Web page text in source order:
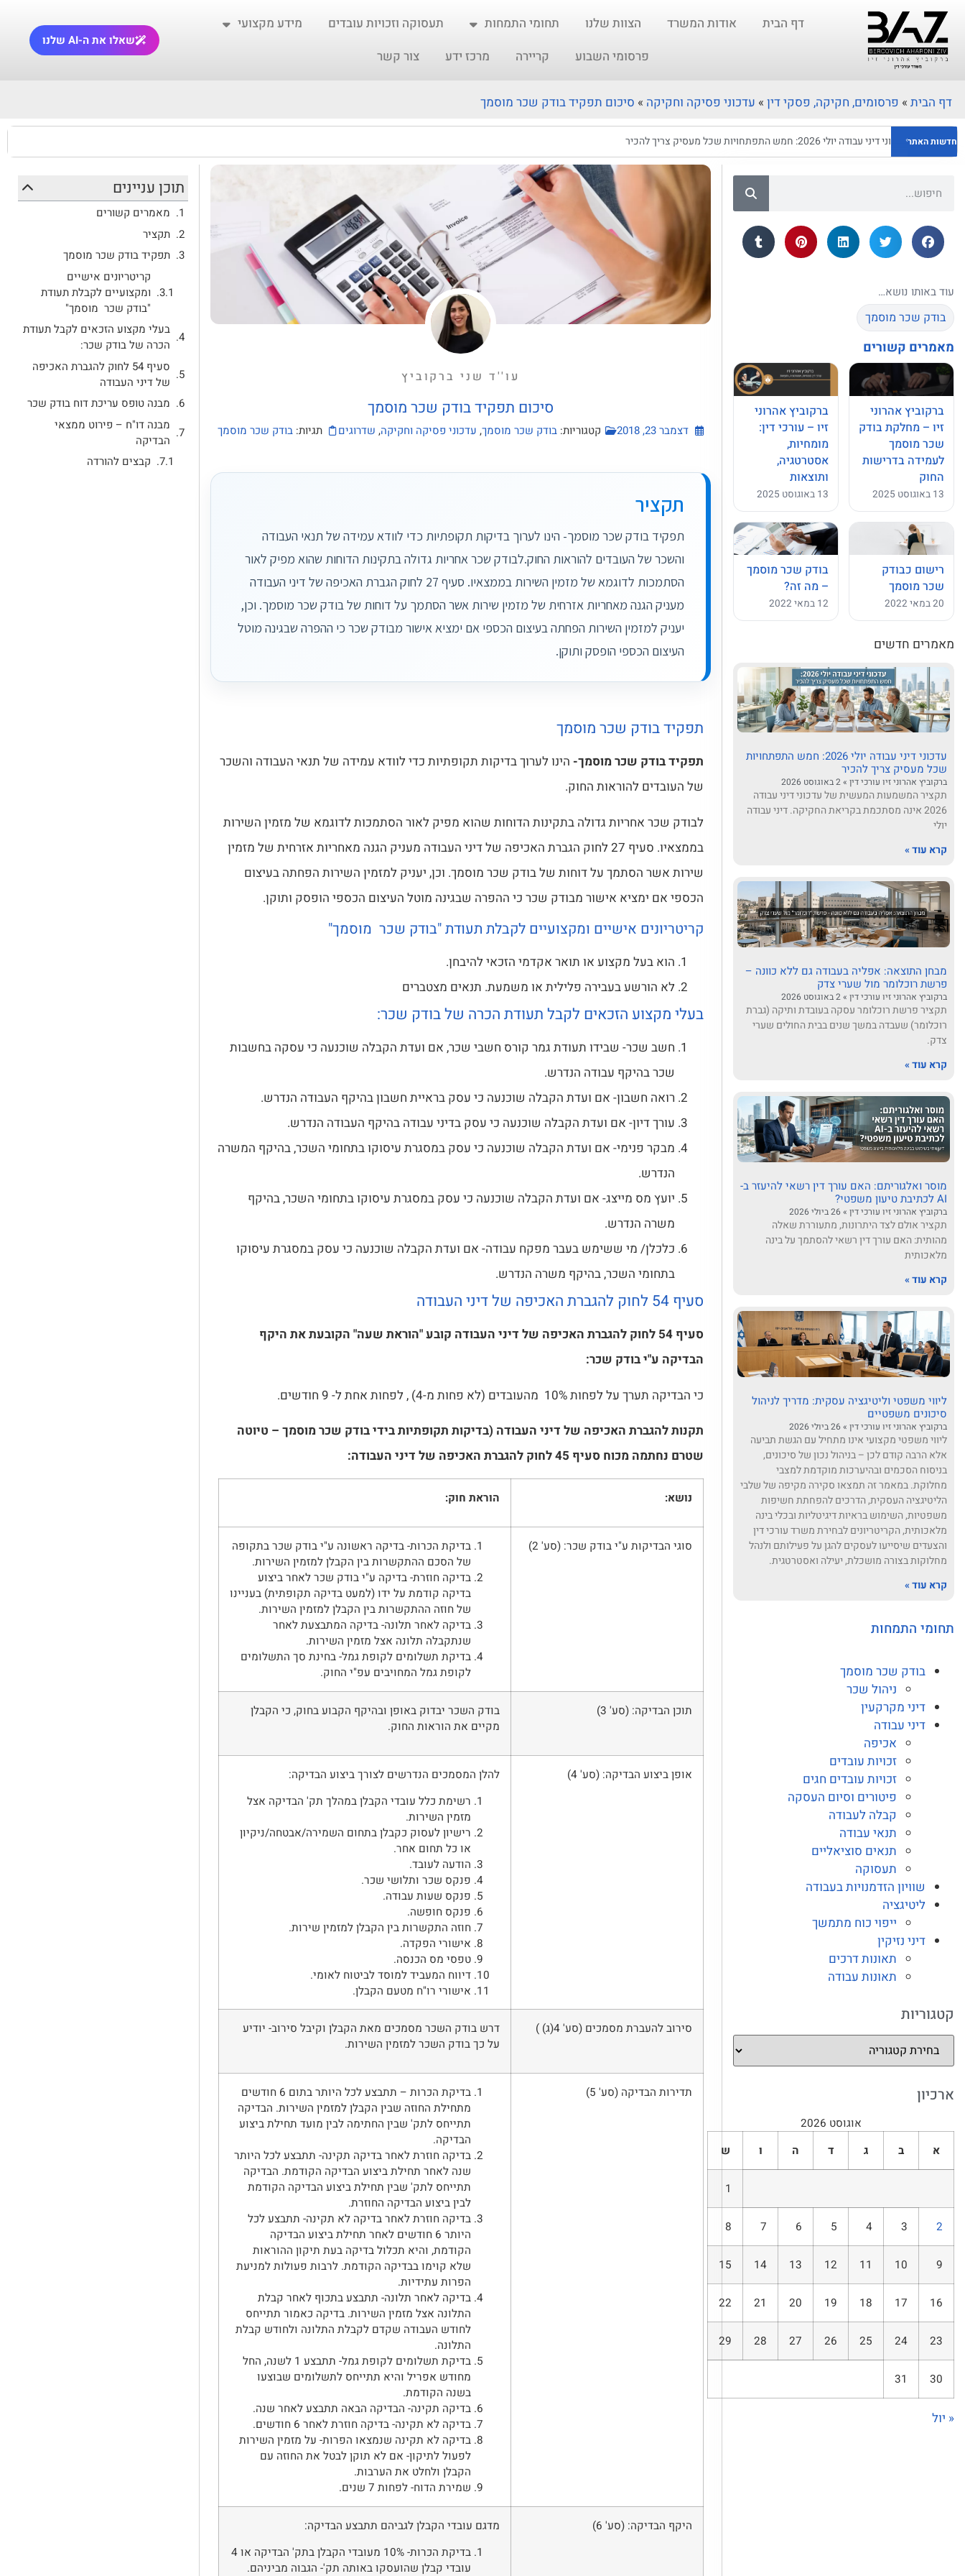
דף הבית אודות המשרד הצוות שלנו תחומי התמחות תעסוקה וזכויות עובדים
מידע מקצועי
פרסומי השבוע
קריירה מרכז ידע צור קשר
שאלו את ה-AI שלנו
דף הבית » פרסומים, חקיקה, פסקי דין » עדכוני פסיקה וחקיקה » סיכום תפקיד בודק שכר מוסמך
חדשות האתרעדכוני דיני עבודה יולי 2026: חמש התפתחויות שכל מעסיק צריך להכיר
עוד באותו נושא…
בודק שכר מוסמך
מאמרים קשורים
ברקוביץ אהרוני
זיו – מחלקת בודק
שכר מוסמך
לעמידה בדרישות
החוק
13 באוגוסט 2025
ברקוביץ אהרוני
זיו – עורכי דין:
מומחיות,
אסטרטגיה,
ותוצאות
13 באוגוסט 2025
רישום כבודק
שכר מוסמך
20 במאי 2022
בודק שכר מוסמך
– מה זה?
12 במאי 2022
מאמרים חדשים
עדכוני דיני עבודה יולי 2026: חמש התפתחויות
שכל מעסיק צריך להכיר
ברקוביץ אהרוני זיו עורכי דין
תקציר המשמעות המעשית של עדכוני דיני עבודה
2026 אינה מסתכמת בקריאת החקיקה. דיני עבודה
יולי
קרא עוד »
מבחן התוצאה: אפליה בעבודה גם ללא כוונה –
פרשת רוכלומר מול שערי צדק
ברקוביץ אהרוני זיו עורכי דין
תקציר פרשת רוכלומר עסקה בעובדת ותיקה (גברת
רוכלומר) שעבדה במשך שנים בבית החולים שערי
צדק.
קרא עוד »
מוסר ואלגוריתם: האם עורך דין רשאי להיעזר ב-
AI לכתיבת טיעון משפטי?
ברקוביץ אהרוני זיו עורכי דין
תקציר אולם לצד היתרונות, מתעוררת שאלה
מהותית: האם עורך דין רשאי להסתמך על בינה
מלאכותית
קרא עוד »
ליווי משפטי וליטיגציה עסקית: מדריך לניהול
סיכונים משפטיים
ברקוביץ אהרוני זיו עורכי דין
ליווי משפטי מקצועי אינו מתחיל עם הגשת תביעה
אלא הרבה קודם לכן – בניהול נכון של סיכונים,
בניסוח הסכמים ובהיערכות מוקדמת למצבי
מחלוקת. במאמר זה תמצאו סקירה מקיפה של שלבי
הליטיגציה העסקית, הדרכים להפחתת חשיפות
משפטיות, השימוש בראיות דיגיטליות ובכלי בינה
מלאכותית, הקריטריונים לבחירת משרד עורכי דין
והצעדים שיסייעו לעסקים להגן על פעילותם ולנהל
מחלוקות בצורה מושכלת, יעילה ואסטרטגית.
קרא עוד »
תחומי התמחות
בודק שכר מוסמך
ניהול שכר
דיני מקרקעין
דיני עבודה
אכיפה
זכויות עובדים
זכויות עובדים חגים
פיטורים וסיום העסקה
קבלה לעבודה
תנאי עבודה
תנאים סוציאליים
תעסוקה
שוויון הזדמנויות בעבודה
ליטיגציה
ייפוי כוח מתמשך
דיני נזיקין
תאונות דרכים
תאונות עבודה
קטגוריות
ארכיון
אוגוסט 2026
א
ב ג ד ה ו ש
1
2
3
4
5
6
7
8
9
10
11
12
13
14
15
16
17
18
19
20
21
22
23
24
25
26
27
28
29
30
31
« יול
עו''ד שני ברקוביץ
סיכום תפקיד בודק שכר מוסמך
דצמבר 23, 2018 קטגוריות: בודק שכר מוסמך, עדכוני פסיקה וחקיקה, שדרוגים תגיות: בודק שכר מוסמך
תקציר
תפקיד בודק שכר מוסמך- הינו לערוך בדיקות תקופתיות כדי לוודא עמידה של תנאי העבודה
והשכר של העובדים להוראות החוק.לבודק שכר אחריות גדולה בתקינות הדוחות שהוא מפיק לאור
הסתמכות לדוגמא של מזמין השירות בממצאיו. סעיף 27 לחוק הגברת האכיפה של דיני העבודה
מעניק הגנה מאחריות אזרחית של מזמין שירות אשר הסתמך על דוחות של בודק שכר מוסמך. וכן,
יעניק למזמין השירות הפחתה בעיצום הכספי אם ימציא אישור מבודק שכר כי ההפרה שבגינה מוטל
העיצום הכספי הופסק ותוקן.
תפקיד בודק שכר מוסמך
תפקיד בודק שכר מוסמך- הינו לערוך בדיקות תקופתיות כדי לוודא עמידה של תנאי העבודה והשכר
של העובדים להוראות החוק.
לבודק שכר אחריות גדולה בתקינות הדוחות שהוא מפיק לאור הסתמכות לדוגמא של מזמין השירות
בממצאיו. סעיף 27 לחוק הגברת האכיפה של דיני העבודה מעניק הגנה מאחריות אזרחית של מזמין
שירות אשר הסתמך על דוחות של בודק שכר מוסמך. וכן, יעניק למזמין השירות הפחתה בעיצום
הכספי אם ימציא אישור מבודק שכר כי ההפרה שבגינה מוטל העיצום הכספי הופסק ותוקן.
קריטריונים אישיים ומקצועיים לקבלת תעודת "בודק שכר מוסמך"
הוא בעל מקצוע או תואר אקדמי הזכאי להיבחן.
לא הורשע בעבירה פלילית או משמעת. תנאים מצטברים
בעלי מקצוע הזכאים לקבל תעודת הכרה של בודק שכר:
חשב שכר- שבידו תעודת גמר קורס חשבי שכר, אם ועדת הקבלה שוכנעה כי עסקה בחשבות
שכר בהיקף עבודה הנדרש.
רואה חשבון- אם ועדת הקבלה שוכנעה כי עסק בראיית חשבון בהיקף העבודה הנדרש.
עורך דיון- אם ועדת הקבלה שוכנעה כי עסק בדיני עבודה בהיקף העבודה הנדרש.
מבקר פנימי- אם ועדת הקבלה שוכנעה כי עסק במסגרת עיסוקו בתחומי השכר, בהיקף המשרה
הנדרש.
יועץ מס מייצג- אם ועדת הקבלה שוכנעה כי עסק במסגרת עיסוקו בתחומי השכר, בהיקף
משרה הנדרש.
כלכלן/ מי ששימש בעבר מפקח עבודה- אם ועדת הקבלה שוכנעה כי עסק במסגרת עיסוקו
בתחומי השכר, בהיקף משרה הנדרש.
סעיף 54 לחוק להגברת האכיפה של דיני העבודה
סעיף 54 לחוק להגברת האכיפה של דיני העבודה קובע "הוראת שעה" הקובעת את היקף
הבדיקה ע"י בודק שכר:
כי הבדיקה תערך על לפחות 10% מהעובדים (לא פחות מ-4) , לפחות אחת ל- 9 חודשים.
תקנות להגברת האכיפה של דיני העבודה (בדיקות תקופתיות בידי בודק שכר מוסמך – טיוטה
שטרם נחתמה מכוח סעיף 45 לחוק להגברת האכיפה של דיני העבודה:
נושא: הוראת חוק:
סוגי הבדיקות ע"י בודק שכר: (סע' 2)
בדיקת הכרות- בדיקה ראשונה ע"י בודק שכר בתקופה
של הסכם ההתקשרות בין הקבלן למזמין השירות.
בדיקה חוזרת- בדיקה ע"י בודק שכר לאחר ביצוע
בדיקה קודמת על ידו (למעט בדיקה תקופתית) בעניינו
של חוזה ההתקשרות בין הקבלן למזמין השירות.
בדיקה לאחר תלונה- בדיקה המתבצעת לאחר
שנתקבלה תלונה אצל מזמין השירות.
בדיקת תשלומים לקופת גמל- בחינת סך התשלומים
לקופת גמל המחויבים עפ"י החוק.
תוכן הבדיקה: (סע' 3)
בודק השכר יבדוק באופן ובהיקף הקבוע בחוק, כי הקבלן
מקיים את הוראות החוק.
אופן ביצוע הבדיקה: (סע' 4)
להלן המסמכים הנדרשים לצורך ביצוע הבדיקה:
רשימת כלל עובדי הקבלן במהלך תק' הבדיקה אצל
מזמין השירות.
רישיון לעסוק כקבלן בתחום השמירה/אבטחה/ניקיון
או כל תחום אחר.
הודעה לעובד.
פנקס שכר ותלושי שכר.
פנקס שעות עבודה.
פנקס חופשה.
חוזה התקשרות בין הקבלן למזמין שירות.
אישורי הפקדה.
טפסי מס הכנסה.
דיווח המעביד למוסד לביטוח לאומי.
אישורי רו"ח מטעם הקבלן.
סירוב להעברת מסמכים (סע' 4(ג) )
דרש בודק השכר מסמכים מאת הקבלן וקיבל סירוב- יודיע
על כך בודק השכר למזמין השירות.
תדירות הבדיקה (סע' 5)
בדיקת הכרות – תתבצע לכל היותר בתום 6 חודשים
מתחילת החוזה שבין הקבלן למזמין השירות. הבדיקה
תתייחס לתק' שבין החתימה לבין מועד תחילת ביצוע
הבדיקה.
בדיקה חוזרת לאחר בדיקה תקינה- תתבצע לכל היותר
שנה לאחר תחילת ביצוע הבדיקה הקודמת. הבדיקה
תתייחס לתק' שבין תחילת ביצוע הבדיקה הקודמת
לבין ביצוע הבדיקה החוזרת.
בדיקה חוזרת לאחר בדיקה לא תקינה- תתבצע לכל
היותר 6 חודשים לאחר תחילת ביצוע הבדיקה
הקודמת, והיא תכלול בדיקה בעת תיקון ההוראות
שלא קוימו בבדיקה הקודמת. לרבות פעולות למניעת
הפרות עתידיות.
בדיקה לאחר תלונה- תתבצע בתכוף לאחר קבלת
התלונה אצל מזמין השירות. בדיקה כאמור תתייחס
לחודש העבודה שקדם לקבלת התלונה ולחודש קבלת
התלונה.
בדיקת תשלומים לקופת גמל- תתבצע 1 לשנה, החל
מחודש אפריל והיא תתייחס לתשלומים שבוצעו
בשנה הקודמת.
בדיקה תקינה- הבדיקה הבאה תתבצע לאחר שנה.
בדיקה לא תקינה- בדיקה חוזרת לאחר 6 חודשים.
בדיקה לא תקינה שנמצאו הפרות- על מזמין השירות
לפעול לתיקון- אם לא תוקן לבטל את החוזה עם
הקבלן ולחלט את הערבות.
שמירת הדוח- לפחות 7 שנים.
היקף הבדיקה: (סע' 6)
מדגם עובדי הקבלן לגביהם תתבצע הבדיקה:
בדיקת הכרות- 10% מעובדי הקבלן בתק' הבדיקה או 4
עובדי קבלן שהועסקו באותה תק'- הגבוה מביניהם.
תוכן עניינים
מאמרים קשורים
תקציר
תפקיד בודק שכר מוסמך
קריטריונים אישיים
ומקצועיים לקבלת תעודת
"בודק שכר מוסמך"
בעלי מקצוע הזכאים לקבל תעודת
הכרה של בודק שכר:
סעיף 54 לחוק להגברת האכיפה
של דיני העבודה
מבנה טופס עריכת דוח בודק שכר
מבנה דו"ח – פירוט ממצאי
הבדיקה
קבצים להורדה